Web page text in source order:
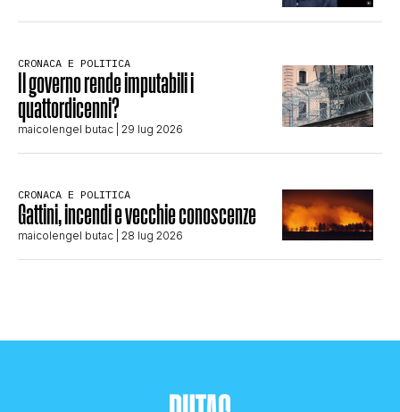
CRONACA E POLITICA
Il governo rende imputabili i
quattordicenni?
maicolengel butac | 29 lug 2026
CRONACA E POLITICA
Gattini, incendi e vecchie conoscenze
maicolengel butac | 28 lug 2026